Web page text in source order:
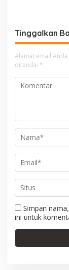
a
s
i
p
o
Tinggalkan
Alamat email
ditandai *
Simpan
ini untuk